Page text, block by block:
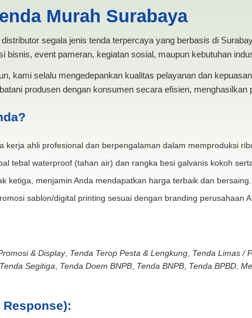
Murah Surabaya
segala jenis tenda terpercaya yang berbasis di
bisnis, event pameran, kegiatan sosial, maupun kebutuhan
kami selalu mengedepankan kualitas pelayanan dan
produsen dengan konsumen secara efisien,
kerja ahli profesional dan berpengalaman dalam memproduksi
tebal waterproof (tahan air) dan rangka besi galvanis kokoh
ketiga, menjamin Anda mendapatkan harga terbaik dan bersaing.
sablon/digital printing sesuai dengan branding perusahaan
& Display, Tenda Terop Pesta & Lengkung, Tenda Limas /
Tenda Segitiga Tenda Doem BNPB, Tenda BNPB, Tenda BPBD,